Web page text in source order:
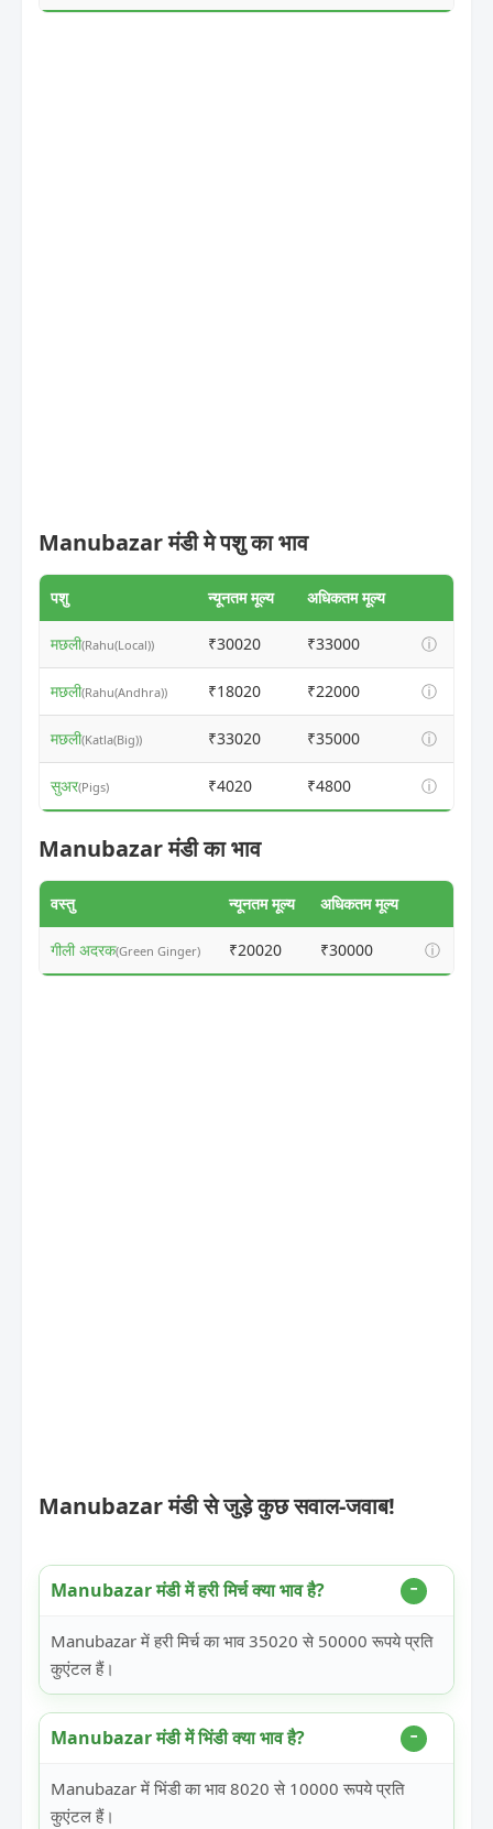
Manubazar मंडी मे पशु का भाव
पशु न्यूनतम मूल्य अधिकतम मूल्य
मछली(Rahu(Local)) ₹30020 ₹33000 ⓘ
मछली(Rahu(Andhra)) ₹18020 ₹22000 ⓘ
मछली(Katla(Big)) ₹33020 ₹35000 ⓘ
सुअर(Pigs) ₹4020 ₹4800 ⓘ
Manubazar मंडी का भाव
वस्तु न्यूनतम मूल्य अधिकतम मूल्य
गीली अदरक(Green Ginger) ₹20020 ₹30000 ⓘ
Manubazar मंडी से जुड़े कुछ सवाल-जवाब!
Manubazar मंडी में हरी मिर्च क्या भाव है?
Manubazar में हरी मिर्च का भाव 35020 से 50000 रूपये प्रति
कुएंटल हैं।
Manubazar मंडी में भिंडी क्या भाव है?
Manubazar में भिंडी का भाव 8020 से 10000 रूपये प्रति
कुएंटल हैं।